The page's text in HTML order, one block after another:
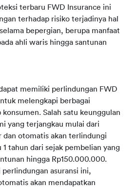
terbaru FWD Insurance ini
terhadap risiko terjadinya hal
bepergian, berupa manfaat
ahli waris hingga santunan
memiliki perlindungan FWD
melengkapi berbagai
Salah satu keunggulan
yang terjangkau mulai dari
dan otomatis akan terlindungi
tahun dari sejak pembelian yang
hingga Rp150.000.000.
perlindungan asuransi ini,
akan mendapatkan